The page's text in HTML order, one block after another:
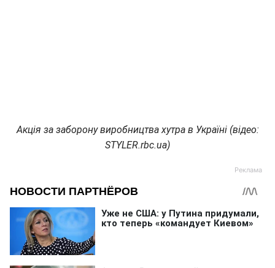
Акція за заборону виробництва хутра в Україні (відео:
STYLER.rbc.ua)